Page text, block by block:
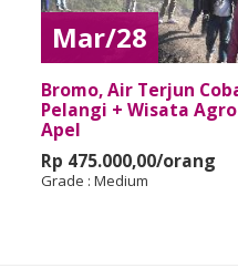
Mar/28
Bromo, Air Terjun
Pelangi + Wisata Agro
Apel
Rp 475.000,00/orang
Grade : Medium